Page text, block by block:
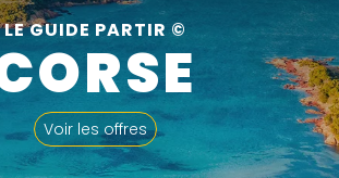
LE GUIDE PARTIR ©
Voir les offres
Avril Mai Juin Juillet Août